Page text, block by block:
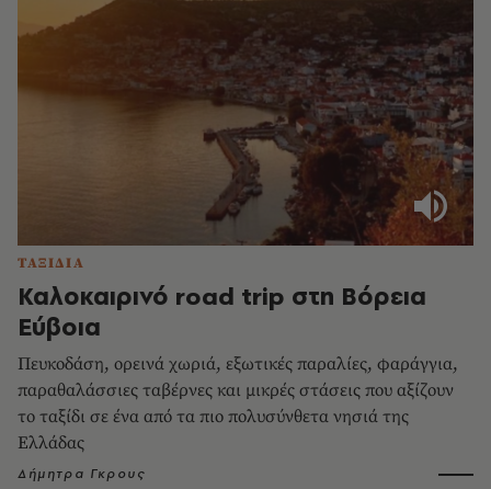
ΤΑΞΙΔΙΑ
Καλοκαιρινό road trip στη Βόρεια
Εύβοια
Πευκοδάση, ορεινά χωριά, εξωτικές παραλίες, φαράγγια,
παραθαλάσσιες ταβέρνες και μικρές στάσεις που αξίζουν
το ταξίδι σε ένα από τα πιο πολυσύνθετα νησιά της
Ελλάδας
Δήμητρα Γκρους